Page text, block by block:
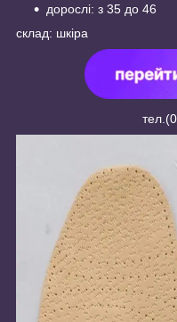
дорослі: з 35 до 46
склад: шкіра